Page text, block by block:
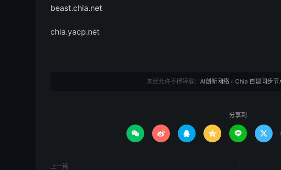
beast.chia.net
chia.yacp.net
未经允许不得转载： AI创新网络 » Chia 自建同步节
分享到
     
上一篇